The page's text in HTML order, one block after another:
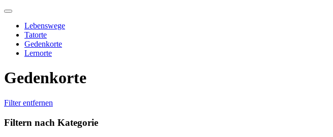
Skip
contentLebenswege
Tatorte
Gedenkorte
Lernorte
Gedenkorte
Filter entfernen
Filtern nach Kategorie